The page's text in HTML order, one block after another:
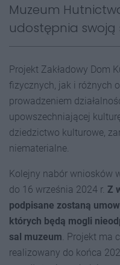
Muzeum
udostępnia swoją
Projekt Zakładowy Dom
fizycznych, jak i różnych
prowadzeniem
upowszechniającej
dziedzictwo kulturowe,
niematerialne.
Kolejny nabór wniosków
do 16 września 2024 r. Z
podpisane zostaną
których będą mogli
sal muzeum . Projekt ma
realizowany do końca